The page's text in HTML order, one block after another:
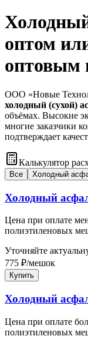
оптом
оптовым
ООО «Новые
холодный (сухой)
объёмах. Высокие
многие заказчики
подтверждает
Калькулятор
Все Холодный
Холодный
Цена при оплате
полиэтиленовых
Уточняйте
775 ₽/мешок
Купить
Холодный
Цена при оплате
полиэтиленовых